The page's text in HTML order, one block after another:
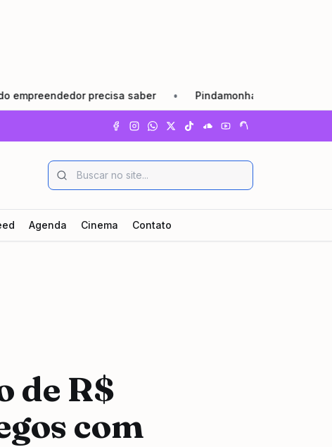
precisa saber • Pindamonhangaba lança Agosto Lilás
Agenda Cinema Contato
de R$
com